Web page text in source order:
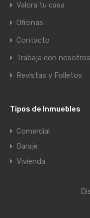
Valora tu casa
Oficinas
Contacto
Trabaja con nosotros
Revistas y Folletos
Tipos de Inmuebles
Comercial
Garaje
Vivienda